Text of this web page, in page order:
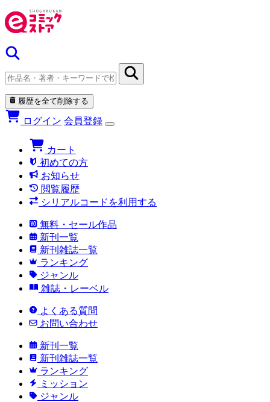
履歴を全て削除する
ログイン 会員登録
カート
初めての方
お知らせ
閲覧履歴
シリアルコードを利用する
無料・セール作品
新刊一覧
新刊雑誌一覧
ランキング
ジャンル
雑誌・レーベル
よくある質問
お問い合わせ
新刊一覧
新刊雑誌一覧
ランキング
ミッション
ジャンル